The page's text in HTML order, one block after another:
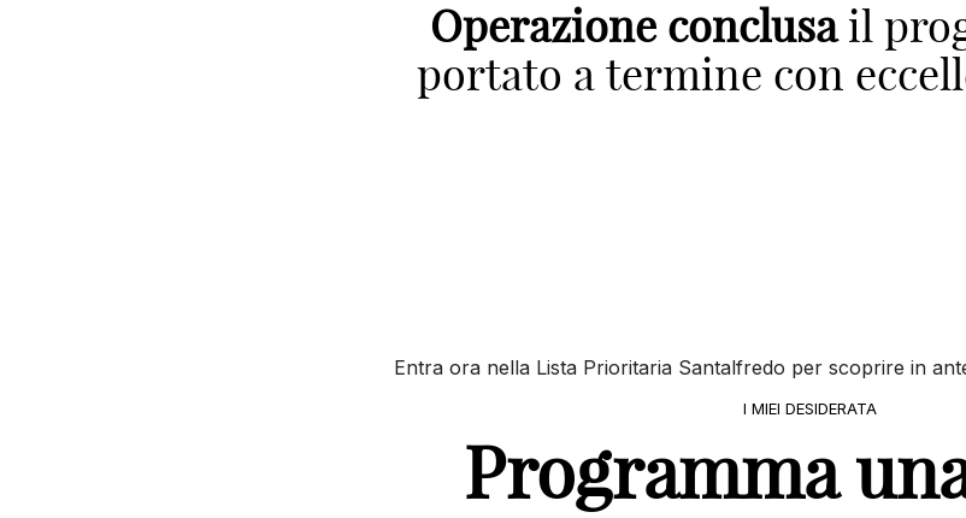
Operazione conclusail
portato a termine con
Entra ora nella Lista Prioritaria Santalfredo per scoprire in
I MIEI DESIDERATA
Programma